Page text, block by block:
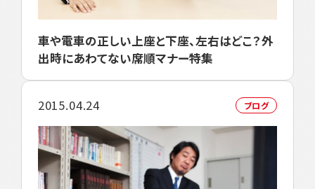
車や電車の正しい上座と下座、左右はどこ？外
出時にあわてない席順マナー特集
2015.04.24 ブログ